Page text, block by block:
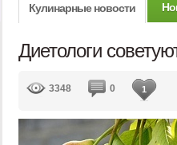
Кулинарные новости
Диетологи
3348 0 1